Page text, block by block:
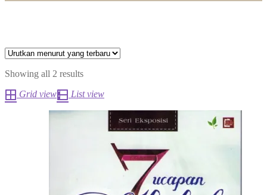
Showing all 2 results
Grid view
List view